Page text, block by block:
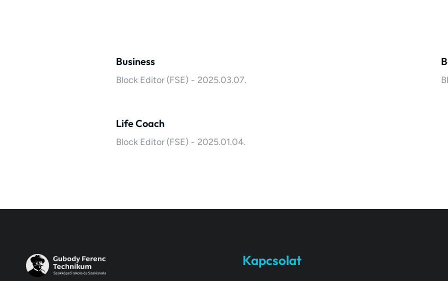
Business
Block Editor (FSE) 2025.03.07.
Life Coach
Block Editor (FSE) 2025.01.04.
Kapcsolat